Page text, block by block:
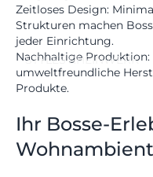
STYLES RHEINWERK
Zeitloses Design:
Strukturen machen
jeder Einrichtung.
Nachhaltige Produktion:
umweltfreundliche
Produkte.
Ihr Bosse-